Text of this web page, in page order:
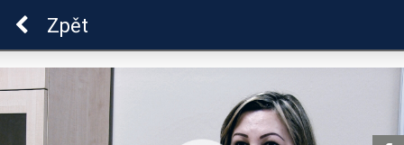
Zpět